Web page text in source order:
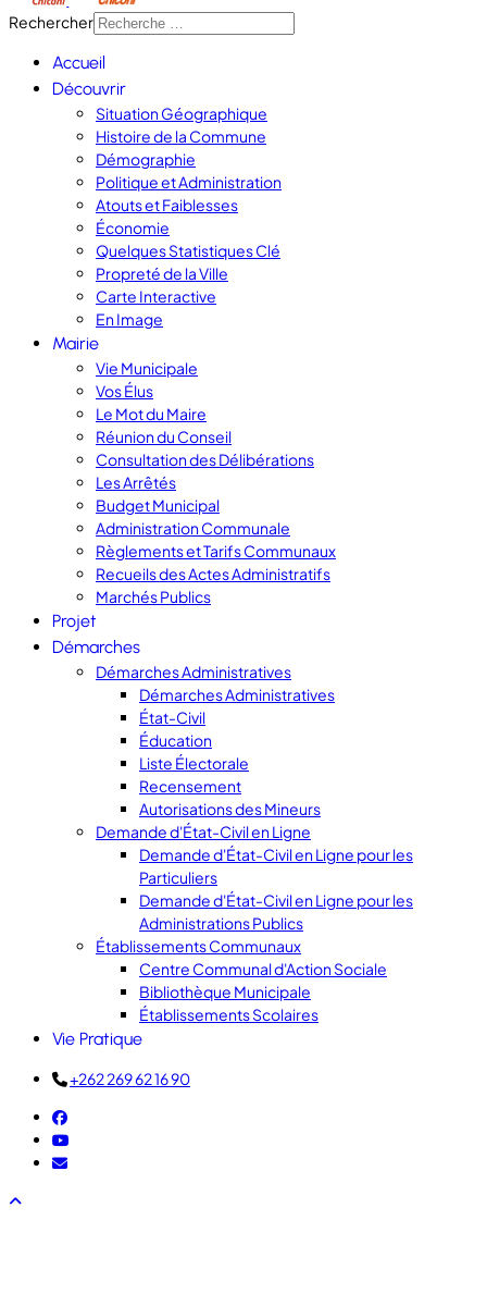
Rechercher
Accueil
Découvrir
Situation Géographique
Histoire de la Commune
Démographie
Politique et Administration
Atouts et Faiblesses
Économie
Quelques Statistiques Clé
Propreté de la Ville
Carte Interactive
En Image
Mairie
Vie Municipale
Vos Élus
Le Mot du Maire
Réunion du Conseil
Consultation des Délibérations
Les Arrêtés
Budget Municipal
Administration Communale
Règlements et Tarifs Communaux
Recueils des Actes Administratifs
Marchés Publics
Projet
Démarches
Démarches Administratives
Démarches Administratives
État-Civil
Éducation
Liste Électorale
Recensement
Autorisations des Mineurs
Demande d'État-Civil en Ligne
Demande d'État-Civil en Ligne pour les
Particuliers
Demande d'État-Civil en Ligne pour les
Administrations Publics
Établissements Communaux
Centre Communal d'Action Sociale
Bibliothèque Municipale
Établissements Scolaires
Vie Pratique
+262 269 62 16 90